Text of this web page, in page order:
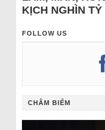
KỊCH NGHÌN
FOLLOW US
CHÂM BIẾM